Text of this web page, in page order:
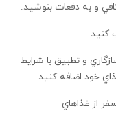
و به دفعات بنوشيد.
كنيد.
و تطبيق با شرايط
خود اضافه كنيد.
از غذاهاي